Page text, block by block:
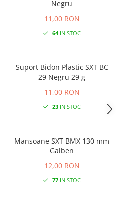
Negru
11,00 RON
64IN STOC
Suport Bidon Plastic SXT BC
29 Negru 29 g
11,00 RON
23IN STOC
Mansoane SXT BMX 130 mm
Galben
12,00 RON
77IN STOC